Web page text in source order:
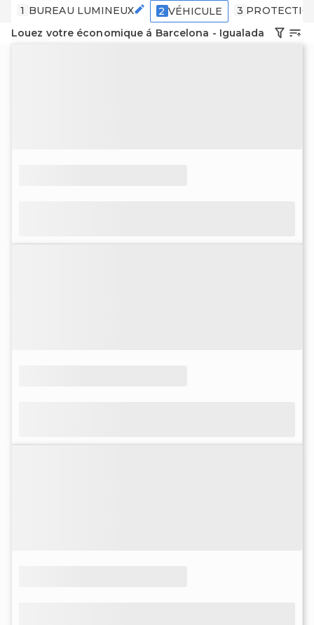
1 BUREAU LUMINEUX 2 VÉHICULE 3
Louez votre économique á Barcelona - Igualada